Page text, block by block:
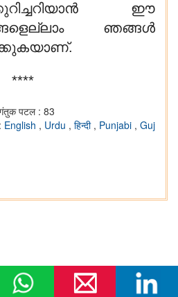
ഈ
ഞങ്ങൾ
****
पटल : 83
English , Urdu , हिन्दी , Punjabi , Guj